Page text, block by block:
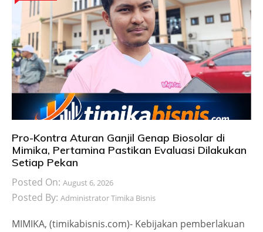
Pro-Kontra Aturan Ganjil Genap Biosolar di
Mimika, Pertamina Pastikan Evaluasi Dilakukan
Setiap Pekan
Posted On: August 6, 2026
Posted By: Administrator Timika Bisnis
MIMIKA, (timikabisnis.com)- Kebijakan pemberlakuan